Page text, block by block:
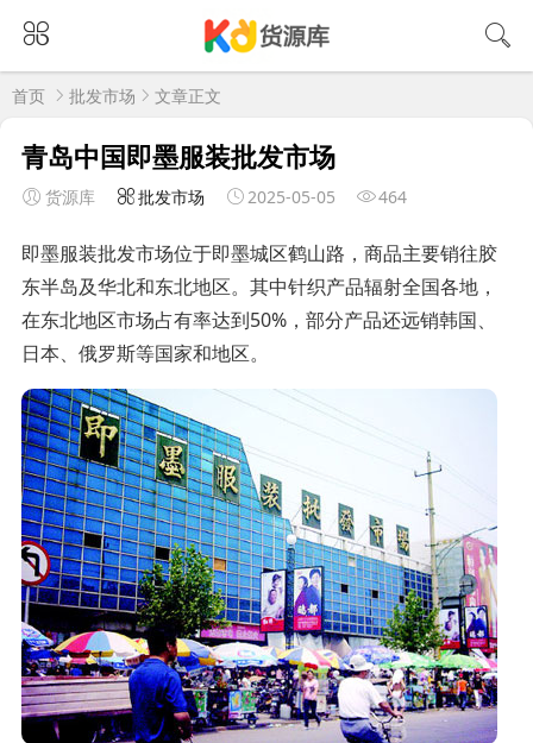
首页 批发市场 文章正文
青岛中国即墨服装批发市场
货源库 批发市场 2025-05-05 464
即墨服装批发市场位于即墨城区鹤山路，商品主要销往胶
东半岛及华北和东北地区。其中针织产品辐射全国各地，
在东北地区市场占有率达到50%，部分产品还远销韩国、
日本、俄罗斯等国家和地区。